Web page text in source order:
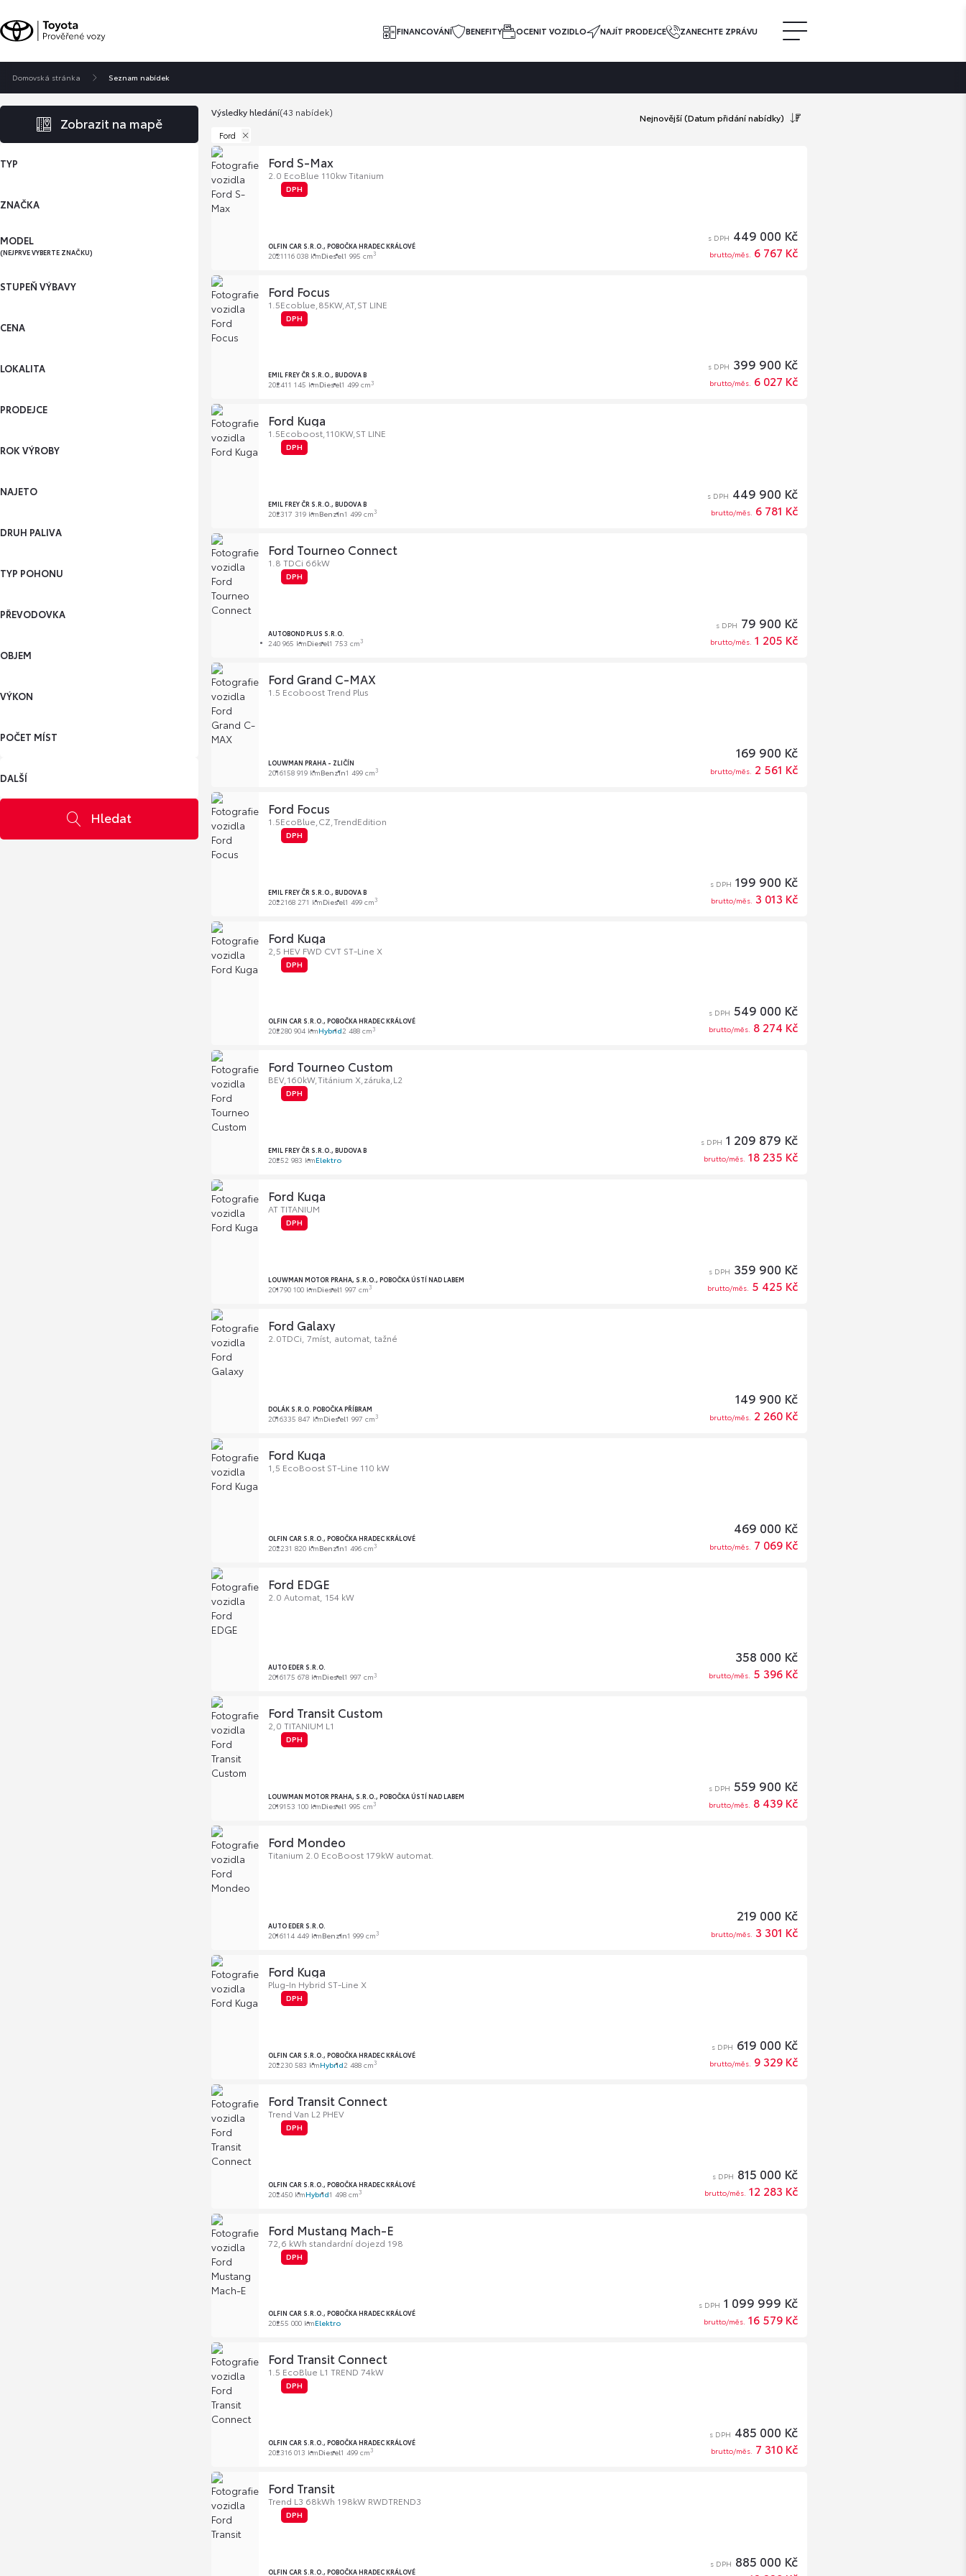
FINANCOVÁNÍ BENEFITY OCENIT VOZIDLO NAJÍT PRODEJCE ZANECHTE ZPRÁVU
Domovská stránka Seznam nabídek
Zobrazit na mapě
TYP
ZNAČKA
MODEL
(NEJPRVE VYBERTE ZNAČKU)
STUPEŇ VÝBAVY
CENA
LOKALITA
PRODEJCE
ROK VÝROBY
NAJETO
DRUH PALIVA
TYP POHONU
PŘEVODOVKA
OBJEM
VÝKON
POČET MÍST
DALŠÍ
Hledat
Výsledky hledání(43 nabídek) Nejnovější(Datum přidání nabídky)
Ford
Ford S-Max
2.0 EcoBlue 110kw Titanium
DPH
OLFIN CAR S.R.O., POBOČKA HRADEC KRÁLOVÉ
2021116 038 kmDiesel1 995 cm3
s DPH 449 000 Kč
brutto/měs. 6 767 Kč
Ford Focus
1.5Ecoblue,85KW,AT,ST LINE
DPH
EMIL FREY ČR S.R.O., BUDOVA B
202411 145 kmDiesel1 499 cm3
s DPH 399 900 Kč
brutto/měs. 6 027 Kč
Ford Kuga
1.5Ecoboost,110KW,ST LINE
DPH
EMIL FREY ČR S.R.O., BUDOVA B
202317 319 kmBenzín1 499 cm3
s DPH 449 900 Kč
brutto/měs. 6 781 Kč
Ford Tourneo Connect
1.8 TDCi 66kW
DPH
AUTOBOND PLUS S.R.O.
240 965 kmDiesel1 753 cm3
s DPH 79 900 Kč
brutto/měs. 1 205 Kč
Ford Grand C-MAX
1.5 Ecoboost Trend Plus
LOUWMAN PRAHA - ZLIČÍN
2016158 919 kmBenzín1 499 cm3
169 900 Kč
brutto/měs. 2 561 Kč
Ford Focus
1.5EcoBlue,CZ,TrendEdition
DPH
EMIL FREY ČR S.R.O., BUDOVA B
2022168 271 kmDiesel1 499 cm3
s DPH 199 900 Kč
brutto/měs. 3 013 Kč
Ford Kuga
2,5 HEV FWD CVT ST-Line X
DPH
OLFIN CAR S.R.O., POBOČKA HRADEC KRÁLOVÉ
202280 904 kmHybrid2 488 cm3
s DPH 549 000 Kč
brutto/měs. 8 274 Kč
Ford Tourneo Custom
BEV,160kW,Titánium X,záruka,L2
DPH
EMIL FREY ČR S.R.O., BUDOVA B
20252 983 kmElektro
s DPH 1 209 879 Kč
brutto/měs. 18 235 Kč
Ford Kuga
AT TITANIUM
DPH
LOUWMAN MOTOR PRAHA, S.R.O., POBOČKA ÚSTÍ NAD LABEM
201790 100 kmDiesel1 997 cm3
s DPH 359 900 Kč
brutto/měs. 5 425 Kč
Ford Galaxy
2.0TDCi, 7míst, automat, tažné
DOLÁK S.R.O. POBOČKA PŘÍBRAM
2016335 847 kmDiesel1 997 cm3
149 900 Kč
brutto/měs. 2 260 Kč
Ford Kuga
1,5 EcoBoost ST-Line 110 kW
OLFIN CAR S.R.O., POBOČKA HRADEC KRÁLOVÉ
202231 820 kmBenzín1 496 cm3
469 000 Kč
brutto/měs. 7 069 Kč
Ford EDGE
2.0 Automat, 154 kW
AUTO EDER S.R.O.
2016175 678 kmDiesel1 997 cm3
358 000 Kč
brutto/měs. 5 396 Kč
Ford Transit Custom
2,0 TITANIUM L1
DPH
LOUWMAN MOTOR PRAHA, S.R.O., POBOČKA ÚSTÍ NAD LABEM
2019153 100 kmDiesel1 995 cm3
s DPH 559 900 Kč
brutto/měs. 8 439 Kč
Ford Mondeo
Titanium 2.0 EcoBoost 179kW automat.
AUTO EDER S.R.O.
2016114 449 kmBenzín1 999 cm3
219 000 Kč
brutto/měs. 3 301 Kč
Ford Kuga
Plug-In Hybrid ST-Line X
DPH
OLFIN CAR S.R.O., POBOČKA HRADEC KRÁLOVÉ
202230 583 kmHybrid2 488 cm3
s DPH 619 000 Kč
brutto/měs. 9 329 Kč
Ford Transit Connect
Trend Van L2 PHEV
DPH
OLFIN CAR S.R.O., POBOČKA HRADEC KRÁLOVÉ
202450 kmHybrid1 498 cm3
s DPH 815 000 Kč
brutto/měs. 12 283 Kč
Ford Mustang Mach-E
72,6 kWh standardní dojezd 198
DPH
OLFIN CAR S.R.O., POBOČKA HRADEC KRÁLOVÉ
20255 000 kmElektro
s DPH 1 099 999 Kč
brutto/měs. 16 579 Kč
Ford Transit Connect
1.5 EcoBlue L1 TREND 74kW
DPH
OLFIN CAR S.R.O., POBOČKA HRADEC KRÁLOVÉ
202316 013 kmDiesel1 499 cm3
s DPH 485 000 Kč
brutto/měs. 7 310 Kč
Ford Transit
Trend L3 68kWh 198kW RWDTREND3
DPH
OLFIN CAR S.R.O., POBOČKA HRADEC KRÁLOVÉ
s DPH 885 000 Kč